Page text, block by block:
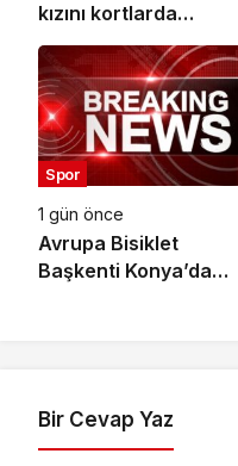
kızını kortlarda
şampiyonluğa
hazırlıyor
Spor
1 gün önce
Avrupa Bisiklet
Başkenti Konya’da
Bir Cevap Yaz